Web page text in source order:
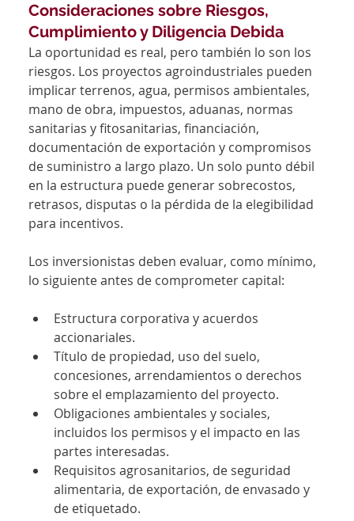
Consideraciones sobre Riesgos,
Cumplimiento y Diligencia Debida
La oportunidad es real, pero también lo son los
riesgos. Los proyectos agroindustriales pueden
implicar terrenos, agua, permisos ambientales,
mano de obra, impuestos, aduanas, normas
sanitarias y fitosanitarias, financiación,
documentación de exportación y compromisos
de suministro a largo plazo. Un solo punto débil
en la estructura puede generar sobrecostos,
retrasos, disputas o la pérdida de la elegibilidad
para incentivos.
Los inversionistas deben evaluar, como mínimo,
lo siguiente antes de comprometer capital:
Estructura corporativa y acuerdos
accionariales.
Título de propiedad, uso del suelo,
concesiones, arrendamientos o derechos
sobre el emplazamiento del proyecto.
Obligaciones ambientales y sociales,
incluidos los permisos y el impacto en las
partes interesadas.
Requisitos agrosanitarios, de seguridad
alimentaria, de exportación, de envasado y
de etiquetado.